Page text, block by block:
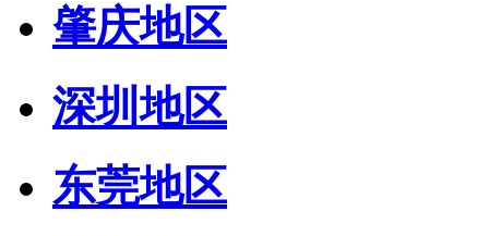
肇庆地区
深圳地区
东莞地区